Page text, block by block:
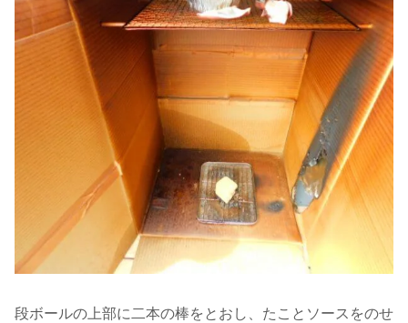
段ボールの上部に二本の棒をとおし、たことソースをのせ